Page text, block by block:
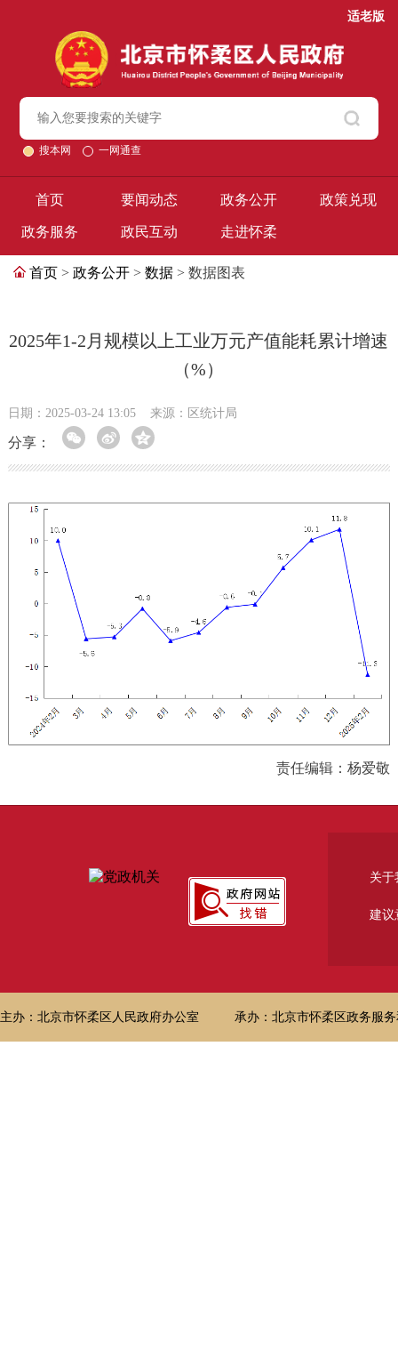
适老版
搜本网 一网通查
首页 要闻动态 政务公开 政策兑现
政务服务 政民互动 走进怀柔
首页 > 政务公开 > 数据 > 数据图表
2025年1-2月规模以上工业万元产值能耗累计增速
（%）
日期：2025-03-24 13:05 来源：区统计局
分享：
责任编辑：杨爱敬
关于
建议
主办：北京市怀柔区人民政府办公室 承办：北京市怀柔区政务服